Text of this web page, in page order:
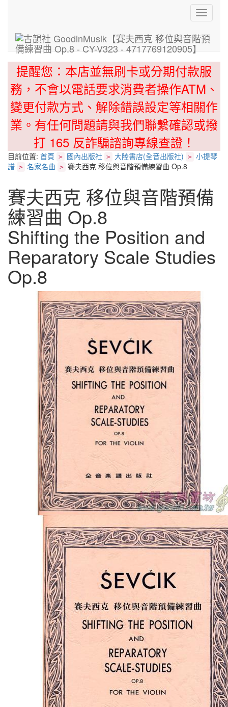
Toggle
提醒您：本店並無刷卡或分期付款服
務，不會以電話要求消費者操作ATM、
變更付款方式、解除錯誤設定等相關作
業。有任何問題請與我們聯繫確認或撥
打 165 反詐騙諮詢專線查證！
目前位置: 首頁 > 國內出版社 > 大陸書店(全音出版社) > 小提琴
譜 > 名家名曲 > 賽夫西克 移位與音階預備練習曲 Op.8
賽夫西克 移位與音階預備
練習曲 Op.8
Shifting the Position and
Reparatory Scale Studies
Op.8